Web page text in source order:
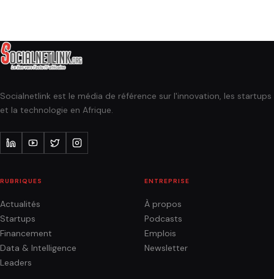
Socialnetlink est le média de référence sur l'innovation, les startups
et la technologie en Afrique.
RUBRIQUES
Actualités
Startups
Financement
Data & Intelligence
Leaders
ENTREPRISE
À propos
Podcasts
Emplois
Newsletter